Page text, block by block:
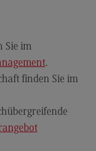
Sie im
.
finden Sie im